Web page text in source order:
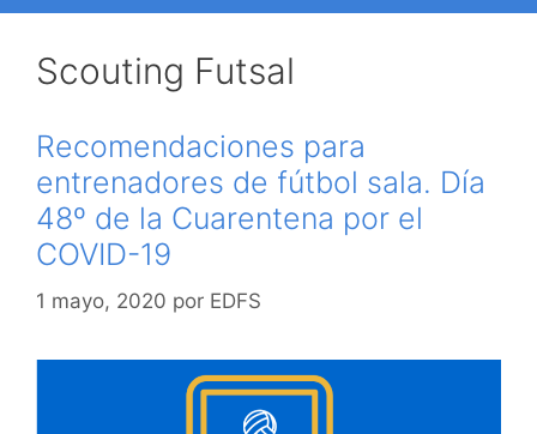
Scouting Futsal
Recomendaciones para
entrenadores de fútbol sala. Día
48º de la Cuarentena por el
COVID-19
1 mayo, 2020 por EDFS